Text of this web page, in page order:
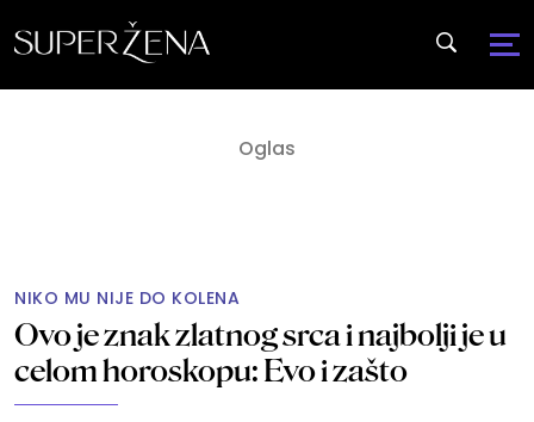
NIKO MU NIJE DO KOLENA
Ovo je znak zlatnog srca i najbolji je u
celom horoskopu: Evo i zašto